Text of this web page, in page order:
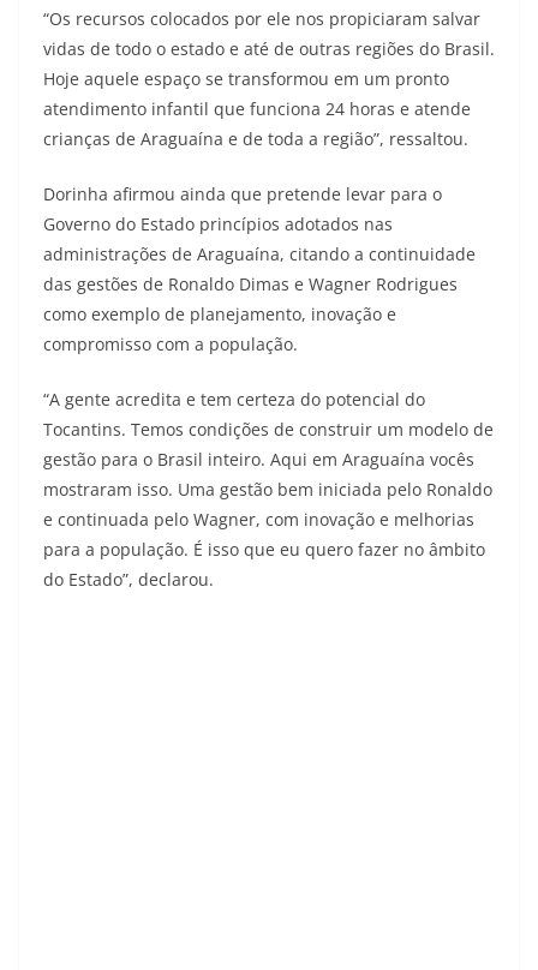
“Os recursos colocados por ele nos propiciaram salvar
vidas de todo o estado e até de outras regiões do Brasil.
Hoje aquele espaço se transformou em um pronto
atendimento infantil que funciona 24 horas e atende
crianças de Araguaína e de toda a região”, ressaltou.
Dorinha afirmou ainda que pretende levar para o
Governo do Estado princípios adotados nas
administrações de Araguaína, citando a continuidade
das gestões de Ronaldo Dimas e Wagner Rodrigues
como exemplo de planejamento, inovação e
compromisso com a população.
“A gente acredita e tem certeza do potencial do
Tocantins. Temos condições de construir um modelo de
gestão para o Brasil inteiro. Aqui em Araguaína vocês
mostraram isso. Uma gestão bem iniciada pelo Ronaldo
e continuada pelo Wagner, com inovação e melhorias
para a população. É isso que eu quero fazer no âmbito
do Estado”, declarou.